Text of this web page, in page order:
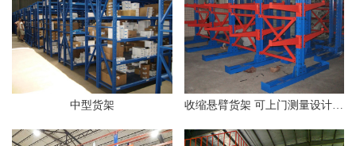
中型货架 收缩悬臂货架 可上门测量设计 可移动拆卸